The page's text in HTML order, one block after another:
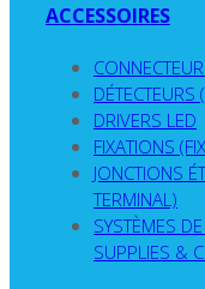
ACCESSOIRES
DRIVERS LED
FIXATIONS
JONCTIONS
TERMINAL)
SYSTÈMES
SUPPLIES &